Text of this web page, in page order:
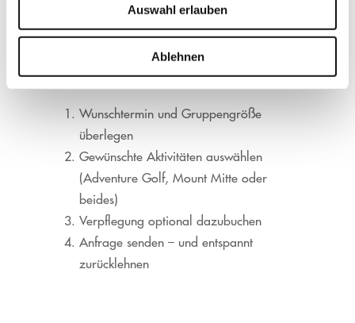
Auswahl erlauben
Ablehnen
Ihr habt Lust bekommen? Dann ist der nächste
Schritt ganz einfach:
Wunschtermin und Gruppengröße
überlegen
Gewünschte Aktivitäten auswählen
(Adventure Golf, Mount Mitte oder
beides)
Verpflegung optional dazubuchen
Anfrage senden – und entspannt
zurücklehnen